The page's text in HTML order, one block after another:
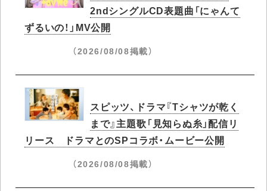
2ndシングルCD表題曲「にゃんて
ずるいの！」MV公開
（2026/08/08掲載）
スピッツ、ドラマ『Tシャツが乾く
まで』主題歌「見知らぬ糸」配信リ
リース ドラマとのSPコラボ・ムービー公開
（2026/08/08掲載）